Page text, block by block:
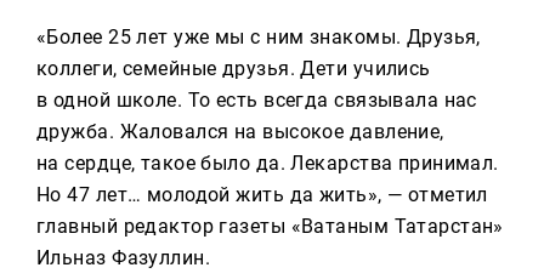
«Более 25 лет уже мы с ним знакомы. Друзья,
коллеги, семейные друзья. Дети учились
в одной школе. То есть всегда связывала нас
дружба. Жаловался на высокое давление,
на сердце, такое было да. Лекарства принимал.
Но 47 лет… молодой жить да жить», — отметил
главный редактор газеты «Ватаным Татарстан»
Ильназ Фазуллин.